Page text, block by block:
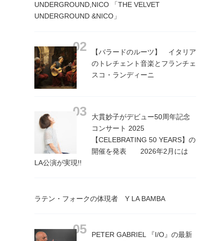
UNDERGROUND,NICO 「THE VELVET
UNDERGROUND &NICO」
【バラードのルーツ】 イタリア
のトレチェント音楽とフランチェ
スコ・ランディーニ
大貫妙子がデビュー50周年記念
コンサート 2025
【CELEBRATING 50 YEARS】の
開催を発表 2026年2月には
LA公演が実現!!
ラテン・フォークの体現者 Y LA BAMBA
PETER GABRIEL 『I/O』の最新